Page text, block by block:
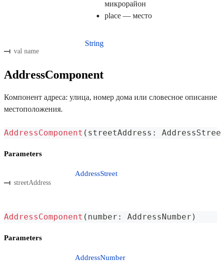
микрорайон
place — место
val name
String
AddressComponent
Компонент адреса: улица, номер дома или словесное описание
местоположения.
AddressComponent ( streetAddress :
Parameters
streetAddress
AddressStreet
AddressComponent ( number : AddressNumber )
Parameters
AddressNumber